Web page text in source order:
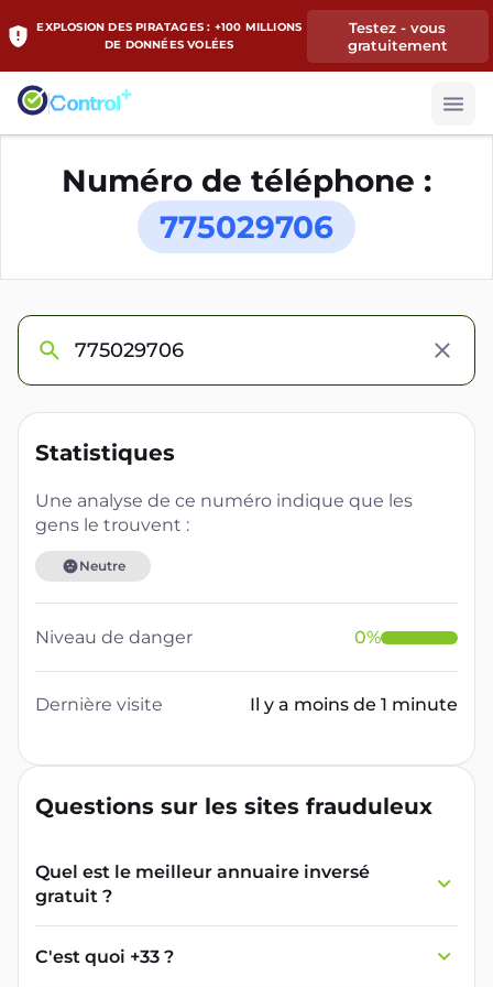
EXPLOSION DES PIRATAGES : +100 MILLIONS
DE DONNÉES VOLÉES
Testez - vous
gratuitement
Numéro de téléphone :
775029706
Statistiques
Une analyse de ce numéro indique que les
gens le trouvent :
Neutre
Niveau de danger 0%
Dernière visite Il y a moins de 1 minute
Questions sur les sites frauduleux
Quel est le meilleur annuaire inversé
gratuit ?
France Verif inclut une fonctionnalité de
recherche de numéro inversée qui est efficace
et gratuite pour identifier les appelants
C'est quoi +33 ?
L'indicatif +33 est le code téléphonique